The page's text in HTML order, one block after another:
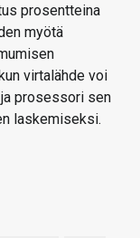
prosentteina
myötä
virtalähde voi
prosessori sen
laskemiseksi.